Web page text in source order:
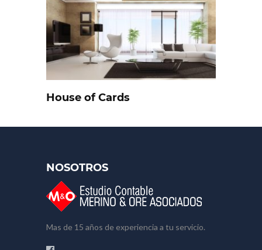
House of Cards
NOSOTROS
Mas de 15 años de experiencia a tu servicio.